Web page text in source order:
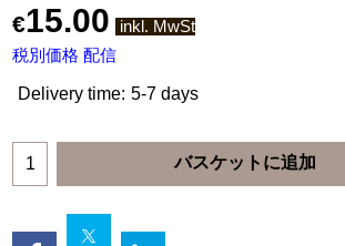
€15.00
inkl. MwSt
税別価格 配信
Delivery time: 5-7 days
バスケットに追加